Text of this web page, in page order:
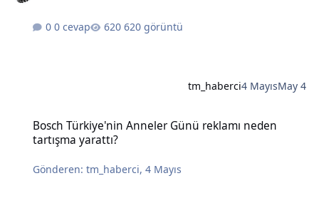
0 cevap 620 görüntü
tm_haberci4 MayısMay 4
Bosch Türkiye'nin Anneler Günü reklamı neden
tartışma yarattı?
Gönderen:tm_haberci,4 Mayıs